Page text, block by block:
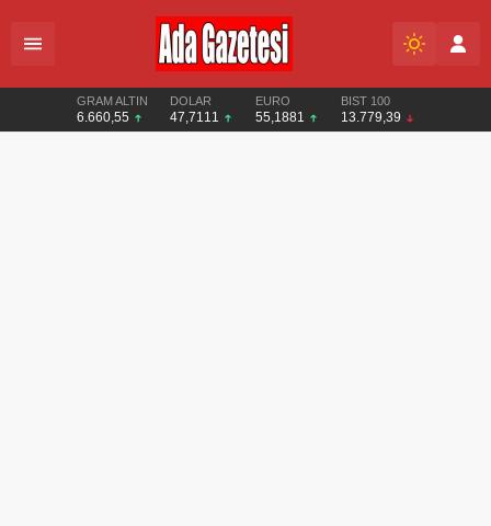
GRAM ALTIN
6.660,55
DOLAR
47,7111
EURO
55,1881
BIST 100
13.779,39